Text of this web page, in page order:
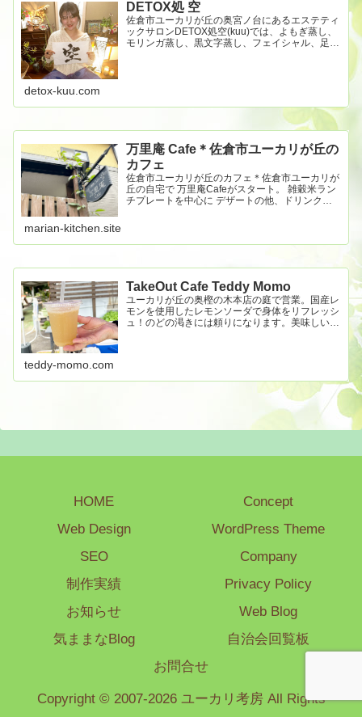
DETOX処 空
佐倉市ユーカリが丘の奥宮ノ台にあるエステティ
ックサロンDETOX処空(kuu)では、よもぎ蒸し、
モリンガ蒸し、黒文字蒸し、フェイシャル、足つ
detox-kuu.com
万里庵 Cafe＊佐倉市ユーカリが丘の
カフェ
佐倉市ユーカリが丘のカフェ＊佐倉市ユーカリが
丘の自宅で 万里庵Cafeがスタート。 雑穀米ラン
チプレートを中心に デザートの他、ドリンクは
marian-kitchen.site
TakeOut Cafe Teddy Momo
ユーカリが丘の奥樫の木本店の庭で営業。国産レ
モンを使用したレモンソーダで身体をリフレッシ
ュ！のどの渇きには頼りになります。美味しいで
teddy-momo.com
HOME
Concept
Web Design
WordPress Theme
SEO
Company
制作実績
Privacy Policy
お知らせ
Web Blog
気ままなBlog
自治会回覧板
お問合せ
Copyright © 2007-2026 ユーカリ考房 All Rights